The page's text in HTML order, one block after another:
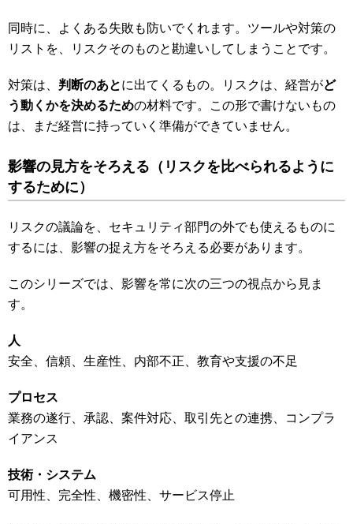
同時に、よくある失敗も防いでくれます。ツールや対策の
リストを、リスクそのものと勘違いしてしまうことです。
対策は、 判断のあとに出てくるもの。リスクは、経営がど
う動くかを決めるための材料です。この形で書けないもの
は、まだ経営に持っていく準備ができていません。
影響の見方をそろえる （リスクを比べられるように
するために）
リスクの議論を、セキュリティ部門の外でも使えるものに
するには、影響の捉え方をそろえる必要があります。
このシリーズでは、影響を常に次の三つの視点から見ま
す。
人
安全、信頼、生産性、内部不正、教育や支援の不足
プロセス
業務の遂行、承認、案件対応、取引先との連携、コンプラ
イアンス
技術・システム
可用性、完全性、機密性、サービス停止